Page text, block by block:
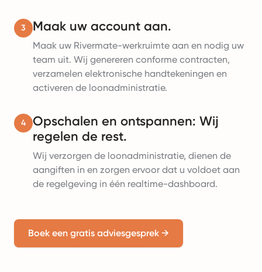
3 Maak uw account aan.
Maak uw Rivermate-werkruimte aan en nodig uw
team uit. Wij genereren conforme contracten,
verzamelen elektronische handtekeningen en
activeren de loonadministratie.
4
Opschalen en ontspannen: Wij
regelen de rest.
Wij verzorgen de loonadministratie, dienen de
aangiften in en zorgen ervoor dat u voldoet aan
de regelgeving in één realtime-dashboard.
Boek een gratis adviesgesprek →